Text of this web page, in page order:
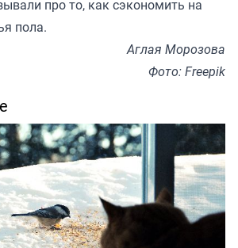
про то, как сэкономить на
пола.
Аглая Морозова
Фото: Freepik